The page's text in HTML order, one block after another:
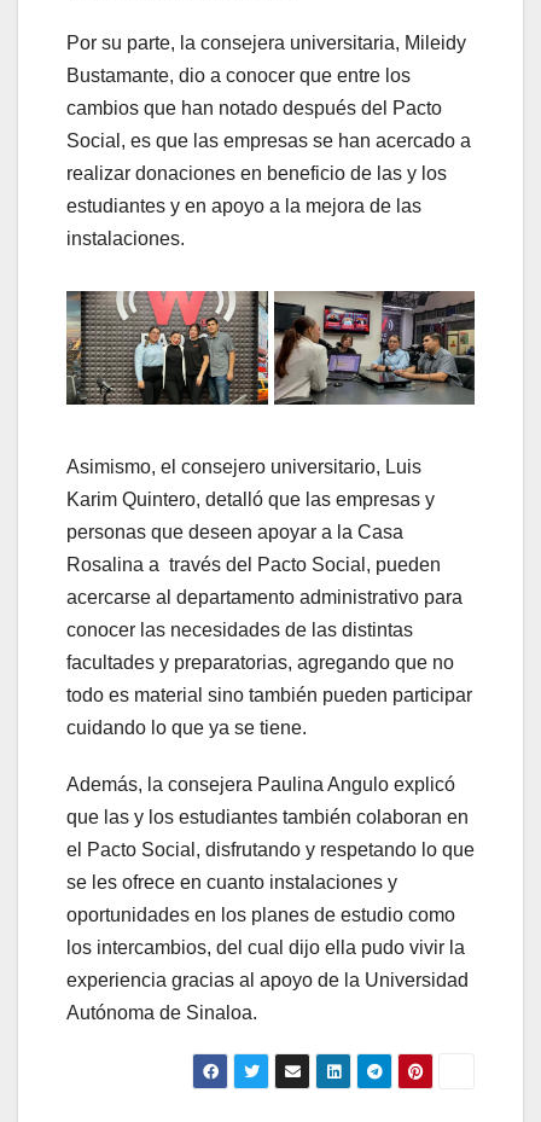
Por su parte, la consejera universitaria, Mileidy
Bustamante, dio a conocer que entre los
cambios que han notado después del Pacto
Social, es que las empresas se han acercado a
realizar donaciones en beneficio de las y los
estudiantes y en apoyo a la mejora de las
instalaciones.
Asimismo, el consejero universitario, Luis
Karim Quintero, detalló que las empresas y
personas que deseen apoyar a la Casa
Rosalina a través del Pacto Social, pueden
acercarse al departamento administrativo para
conocer las necesidades de las distintas
facultades y preparatorias, agregando que no
todo es material sino también pueden participar
cuidando lo que ya se tiene.
Además, la consejera Paulina Angulo explicó
que las y los estudiantes también colaboran en
el Pacto Social, disfrutando y respetando lo que
se les ofrece en cuanto instalaciones y
oportunidades en los planes de estudio como
los intercambios, del cual dijo ella pudo vivir la
experiencia gracias al apoyo de la Universidad
Autónoma de Sinaloa.